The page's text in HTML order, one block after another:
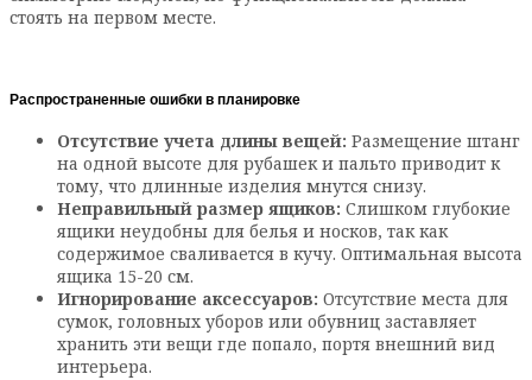
стоять на первом месте.
Распространенные ошибки в планировке
Отсутствие учета длины вещей: Размещение штанг
на одной высоте для рубашек и пальто приводит к
тому, что длинные изделия мнутся снизу.
Неправильный размер ящиков: Слишком глубокие
ящики неудобны для белья и носков, так как
содержимое сваливается в кучу. Оптимальная высота
ящика 15-20 см.
Игнорирование аксессуаров: Отсутствие места для
сумок, головных уборов или обувниц заставляет
хранить эти вещи где попало, портя внешний вид
интерьера.